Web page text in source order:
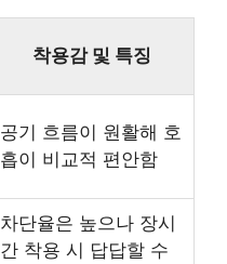
착용감 및 특징
공기 흐름이 원활해 호
흡이 비교적 편안함
차단율은 높으나 장시
간 착용 시 답답할 수